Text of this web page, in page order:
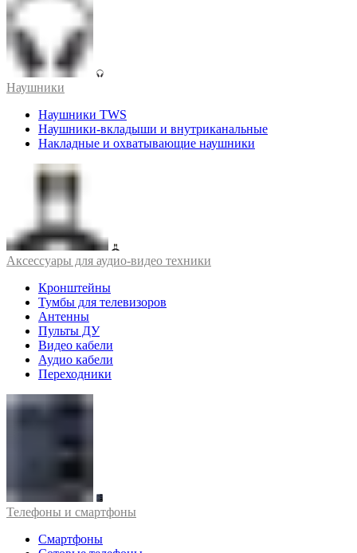
Наушники
Наушники TWS
Наушники-вкладыши и внутриканальные
Накладные и охватывающие наушники
Аксессуары для аудио-видео техники
Кронштейны
Тумбы для телевизоров
Антенны
Пульты ДУ
Видео кабели
Аудио кабели
Переходники
Телефоны и смартфоны
Смартфоны